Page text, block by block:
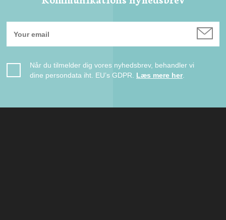
Når du tilmelder dig vores nyhedsbrev, behandler vi
dine persondata iht. EU’s GDPR. Læs mere her.